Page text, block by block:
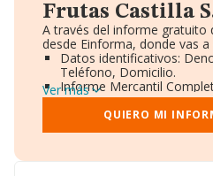
Frutas Castilla
A través del informe gratuito
desde Einforma, donde vas
Datos identificativos:
Teléfono, Domicilio.
Informe Mercantil
Gráficos de Evolución
Consejo de
Directivos y Ejecutivos.
Ver más
QUIERO MI